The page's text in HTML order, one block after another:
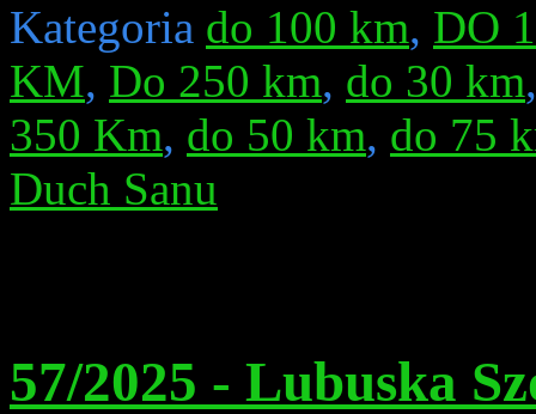
Kategoria do 100 km, DO
KM, Do 250 km, do 30 km
350 Km, do 50 km, do 75
Duch Sanu
57/2025 - Lubuska